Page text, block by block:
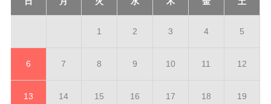
1 2 3 4 5
6 7 8 9 10 11 12
13 14 15 16 17 18 19